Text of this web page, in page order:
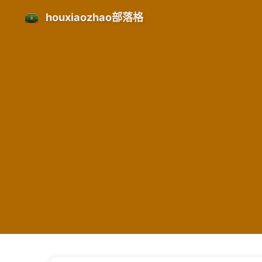
houxiaozhao部落格